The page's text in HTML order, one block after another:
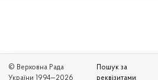
© Верховна Рада
України 1994—2026
Пошук за
реквізитами